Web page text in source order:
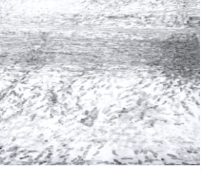
DETTAGLI